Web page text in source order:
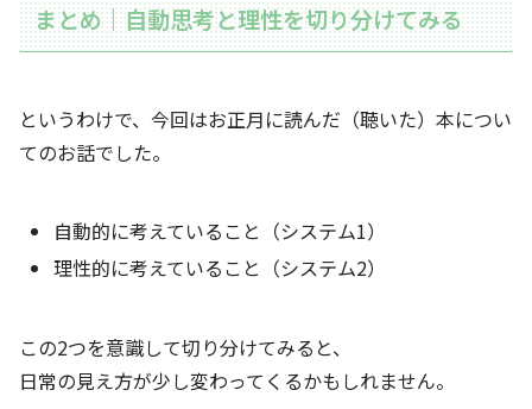
まとめ｜自動思考と理性を切り分けてみる
というわけで、今回はお正月に読んだ（聴いた）本につい
てのお話でした。
自動的に考えていること（システム1）
理性的に考えていること（システム2）
この2つを意識して切り分けてみると、
日常の見え方が少し変わってくるかもしれません。